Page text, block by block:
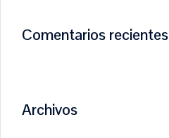
Comentarios recientes
Archivos